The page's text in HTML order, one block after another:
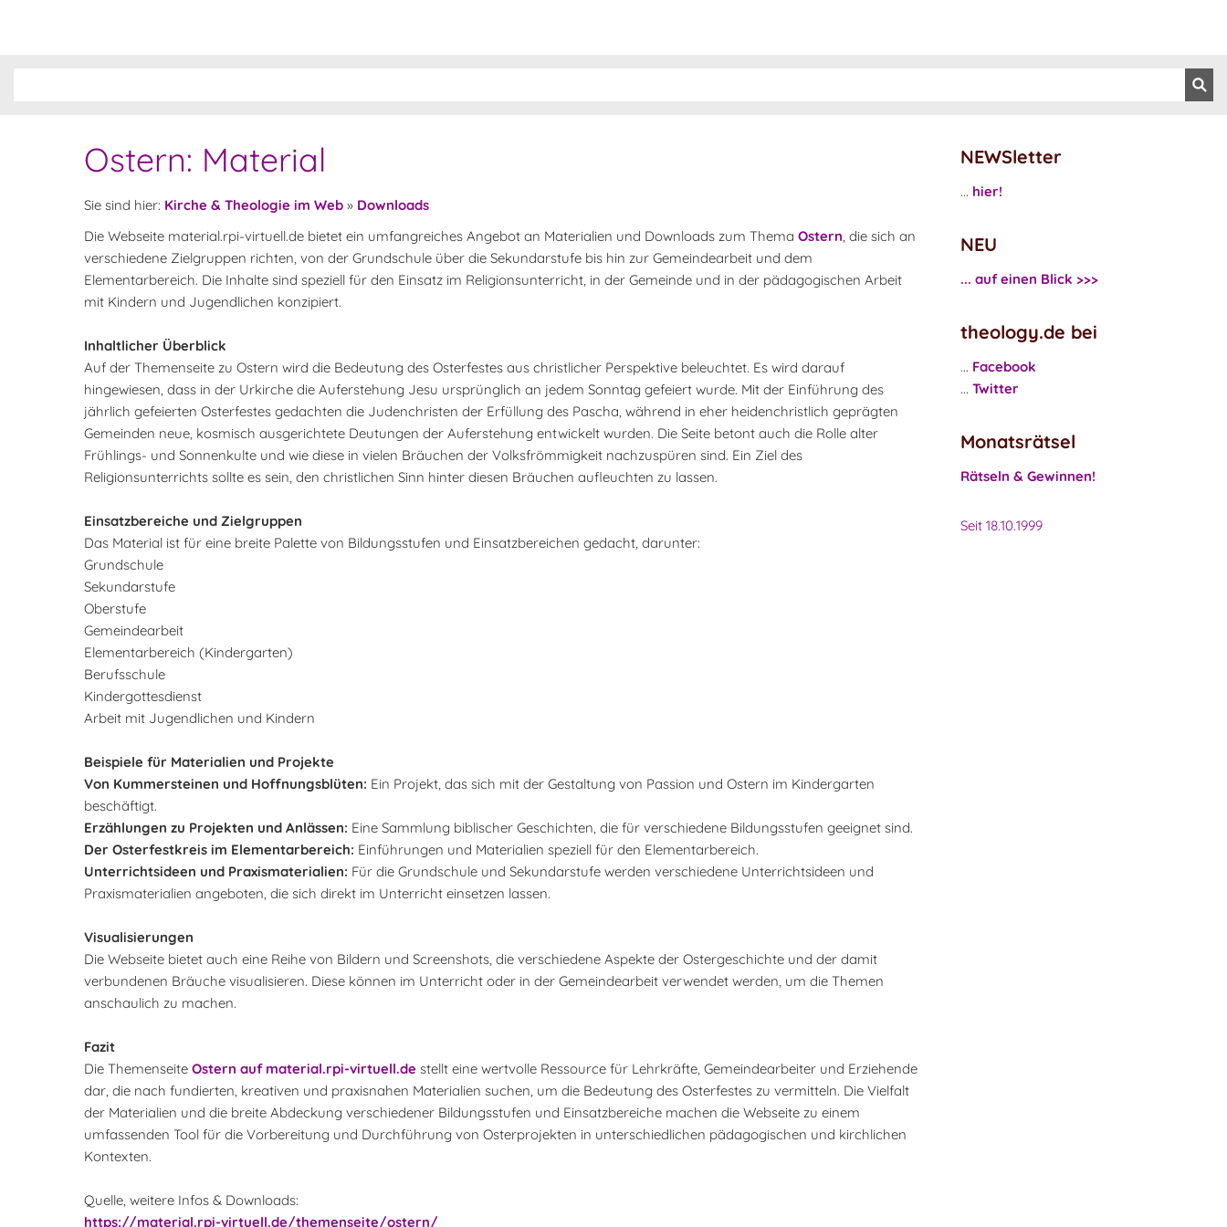
Ostern: Material
Sie sind hier: Kirche & Theologie im Web » Downloads
Die Webseite material.rpi-virtuell.de bietet ein umfangreiches Angebot an Materialien und Downloads zum Thema Ostern, die sich an
verschiedene Zielgruppen richten, von der Grundschule über die Sekundarstufe bis hin zur Gemeindearbeit und dem
Elementarbereich. Die Inhalte sind speziell für den Einsatz im Religionsunterricht, in der Gemeinde und in der pädagogischen Arbeit
mit Kindern und Jugendlichen konzipiert.
Inhaltlicher Überblick
Auf der Themenseite zu Ostern wird die Bedeutung des Osterfestes aus christlicher Perspektive beleuchtet. Es wird darauf
hingewiesen, dass in der Urkirche die Auferstehung Jesu ursprünglich an jedem Sonntag gefeiert wurde. Mit der Einführung des
jährlich gefeierten Osterfestes gedachten die Judenchristen der Erfüllung des Pascha, während in eher heidenchristlich geprägten
Gemeinden neue, kosmisch ausgerichtete Deutungen der Auferstehung entwickelt wurden. Die Seite betont auch die Rolle alter
Frühlings- und Sonnenkulte und wie diese in vielen Bräuchen der Volksfrömmigkeit nachzuspüren sind. Ein Ziel des
Religionsunterrichts sollte es sein, den christlichen Sinn hinter diesen Bräuchen aufleuchten zu lassen.
Einsatzbereiche und Zielgruppen
Das Material ist für eine breite Palette von Bildungsstufen und Einsatzbereichen gedacht, darunter:
Grundschule
Sekundarstufe
Oberstufe
Gemeindearbeit
Elementarbereich (Kindergarten)
Berufsschule
Kindergottesdienst
Arbeit mit Jugendlichen und Kindern
Beispiele für Materialien und Projekte
Von Kummersteinen und Hoffnungsblüten: Ein Projekt, das sich mit der Gestaltung von Passion und Ostern im Kindergarten
beschäftigt.
Erzählungen zu Projekten und Anlässen: Eine Sammlung biblischer Geschichten, die für verschiedene Bildungsstufen geeignet sind.
Der Osterfestkreis im Elementarbereich: Einführungen und Materialien speziell für den Elementarbereich.
Unterrichtsideen und Praxismaterialien: Für die Grundschule und Sekundarstufe werden verschiedene Unterrichtsideen und
Praxismaterialien angeboten, die sich direkt im Unterricht einsetzen lassen.
Visualisierungen
Die Webseite bietet auch eine Reihe von Bildern und Screenshots, die verschiedene Aspekte der Ostergeschichte und der damit
verbundenen Bräuche visualisieren. Diese können im Unterricht oder in der Gemeindearbeit verwendet werden, um die Themen
anschaulich zu machen.
Fazit
Die Themenseite Ostern auf material.rpi-virtuell.de stellt eine wertvolle Ressource für Lehrkräfte, Gemeindearbeiter und Erziehende
dar, die nach fundierten, kreativen und praxisnahen Materialien suchen, um die Bedeutung des Osterfestes zu vermitteln. Die Vielfalt
der Materialien und die breite Abdeckung verschiedener Bildungsstufen und Einsatzbereiche machen die Webseite zu einem
umfassenden Tool für die Vorbereitung und Durchführung von Osterprojekten in unterschiedlichen pädagogischen und kirchlichen
Kontexten.
Quelle, weitere Infos & Downloads:
https://material.rpi-virtuell.de/themenseite/ostern/
NEWSletter
... hier!
NEU
... auf einen Blick >>>
theology.de bei
... Facebook
... Twitter
Monatsrätsel
Rätseln & Gewinnen!
Seit 18.10.1999